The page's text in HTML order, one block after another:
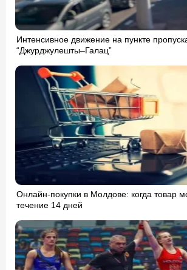
Интенсивное движение на пункте
“Джурджулешты–Галац”
Онлайн-покупки в Молдове: когда товар
течение 14 дней